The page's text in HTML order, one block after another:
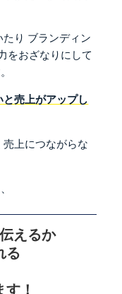
り ブランディン
をおざなりにして
売上がアップし
売上につながらな
えるか
る
！